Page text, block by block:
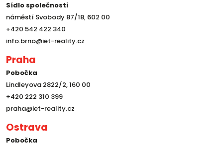
Sídlo společnosti
náměstí Svobody 87/18, 602 00
+420 542 422 340
info.brno@iet-reality.cz
Praha
Pobočka
Lindleyova 2822/2, 160 00
+420 222 310 399
praha@iet-reality.cz
Ostrava
Pobočka